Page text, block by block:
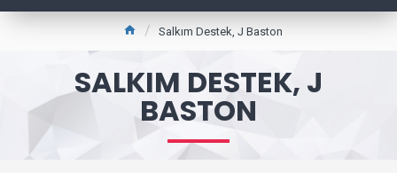
Salkım Destek, J Baston
SALKIM DESTEK, J
BASTON